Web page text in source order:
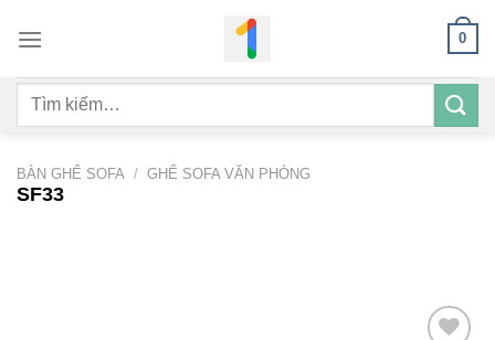
qua
dung
0
Tìm
BÀN GHẾ SOFA / GHẾ SOFA VĂN PHÒNG
SF33